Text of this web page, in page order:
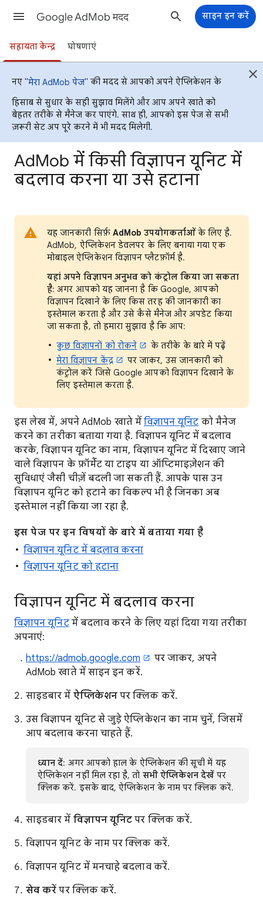
Google AdMob मदद साइन इन करें
सहायता केन्द्र घोषणाएं
नए "मेरा AdMob पेज" की मदद से आपको अपने ऐप्लिकेशन के
हिसाब से सुधार के सही सुझाव मिलेंगे और आप अपने खाते को
बेहतर तरीके से मैनेज कर पाएंगे. साथ ही, आपको इस पेज से सभी
ज़रूरी सेट अप पूरे करने में भी मदद मिलेगी.
AdMob में किसी विज्ञापन यूनिट में
बदलाव करना या उसे हटाना
यह जानकारी सिर्फ़ AdMob उपयोगकर्ताओंके लिए है.
AdMob, ऐप्लिकेशन डेवलपर के लिए बनाया गया एक
मोबाइल ऐप्लिकेशन विज्ञापन प्लैटफ़ॉर्म है.
यहां अपने विज्ञापन अनुभव को कंट्रोल किया जा सकता
है: अगर आपको यह जानना है कि Google, आपको
विज्ञापन दिखाने के लिए किस तरह की जानकारी का
इस्तेमाल करता है और उसे कैसे मैनेज और अपडेट किया
जा सकता है, तो हमारा सुझाव है कि आप:
कुछ विज्ञापनों को रोकने
के तरीके के बारे में पढ़ें
मेरा विज्ञापन केंद्र
पर जाकर, उस जानकारी को
कंट्रोल करें जिसे Google आपको विज्ञापन दिखाने के
लिए इस्तेमाल करता है.
इस लेख में, अपने AdMob खाते में विज्ञापन यूनिट को मैनेज
करने का तरीका बताया गया है. विज्ञापन यूनिट में बदलाव
करके, विज्ञापन यूनिट का नाम, विज्ञापन यूनिट में दिखाए जाने
वाले विज्ञापन के फ़ॉर्मैट या टाइप या ऑप्टिमाइज़ेशन की
सुविधाएं जैसी चीज़ें बदली जा सकती हैं. आपके पास उन
विज्ञापन यूनिट को हटाने का विकल्प भी है जिनका अब
इस्तेमाल नहीं किया जा रहा है.
इस पेज पर इन विषयों के बारे में बताया गया है
विज्ञापन यूनिट में बदलाव करना
विज्ञापन यूनिट को हटाना
विज्ञापन यूनिट में बदलाव करना
विज्ञापन यूनिटमें बदलाव करने के लिए यहां दिया गया तरीका
अपनाएं:
https://admob.google.com
पर जाकर, अपने
AdMob खाते में साइन इन करें.
साइडबार में ऐप्लिकेशन पर क्लिक करें.
उस विज्ञापन यूनिट से जुड़े ऐप्लिकेशन का नाम चुनें, जिसमें
आप बदलाव करना चाहते हैं.
ध्यान दें: अगर आपको हाल के ऐप्लिकेशन की सूची में यह
ऐप्लिकेशन नहीं मिल रहा है, तो सभी ऐप्लिकेशन देखेंपर
क्लिक करें. इसके बाद, ऐप्लिकेशन के नाम पर क्लिक करें.
साइडबार में विज्ञापन यूनिट पर क्लिक करें.
विज्ञापन यूनिट के नाम पर क्लिक करें.
विज्ञापन यूनिट में मनचाहे बदलाव करें.
सेव करें पर क्लिक करें.